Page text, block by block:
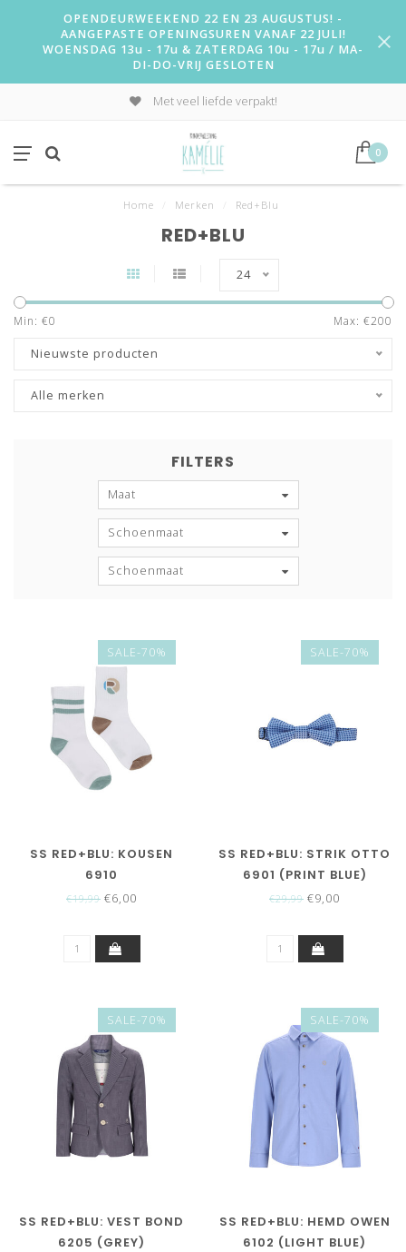
OPENDEURWEEKEND 22 EN 23 AUGUSTUS! -
AANGEPASTE OPENINGSUREN VANAF 22 JULI!
WOENSDAG 13u - 17u & ZATERDAG 10u - 17u / MA-
DI-DO-VRIJ GESLOTEN
Met veel liefde verpakt!
0
Home Merken Red+Blu
RED+BLU
24
Min: €0 Max: €200
Nieuwste producten
Alle merken
FILTERS
Maat
Schoenmaat
Schoenmaat
SALE-70%
SS RED+BLU: KOUSEN
6910
€19,99 €6,00
SALE-70%
SS RED+BLU: STRIK OTTO
6901 (PRINT BLUE)
€29,99 €9,00
SALE-70%
SS RED+BLU: VEST BOND
6205 (GREY)
SALE-70%
SS RED+BLU: HEMD OWEN
6102 (LIGHT BLUE)